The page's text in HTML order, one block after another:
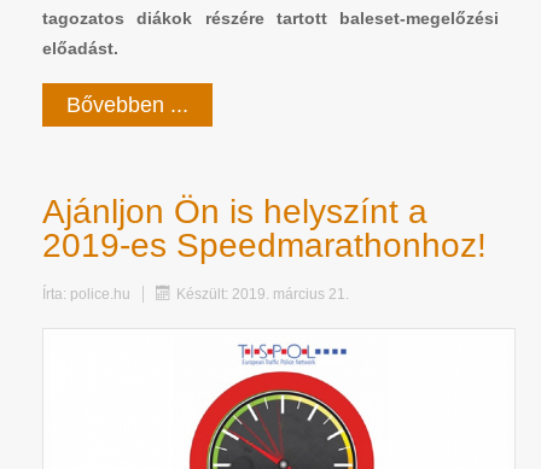
tagozatos diákok részére tartott baleset-megelőzési
előadást.
Bővebben ...
Ajánljon Ön is helyszínt a
2019-es Speedmarathonhoz!
Írta: police.hu Készült: 2019. március 21.